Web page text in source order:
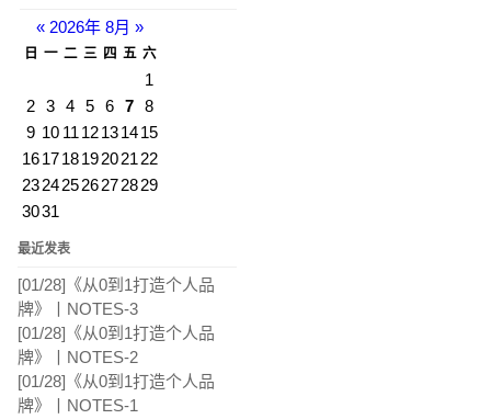
« 2026年 8月 »
日 一 二 三 四 五 六
1
2 3 4 5 6 7 8
9 10 11 12131415
161718192021 22
23242526272829
3031
最近发表
[01/28] 《从0到1打造个人品
牌》丨NOTES-3
[01/28] 《从0到1打造个人品
牌》丨NOTES-2
[01/28] 《从0到1打造个人品
牌》丨NOTES-1